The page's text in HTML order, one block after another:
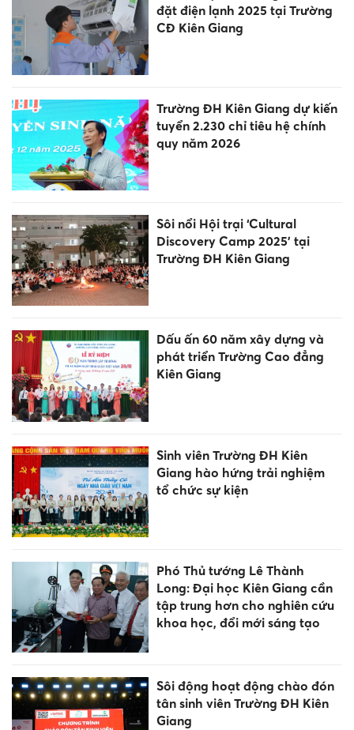
đặt điện lạnh 2025 tại Trường
CĐ Kiên Giang
Trường ĐH Kiên Giang dự kiến
tuyển 2.230 chỉ tiêu hệ chính
quy năm 2026
Sôi nổi Hội trại ‘Cultural
Discovery Camp 2025’ tại
Trường ĐH Kiên Giang
Dấu ấn 60 năm xây dựng và
phát triển Trường Cao đẳng
Kiên Giang
Sinh viên Trường ĐH Kiên
Giang hào hứng trải nghiệm
tổ chức sự kiện
Phó Thủ tướng Lê Thành
Long: Đại học Kiên Giang cần
tập trung hơn cho nghiên cứu
khoa học, đổi mới sáng tạo
Sôi động hoạt động chào đón
tân sinh viên Trường ĐH Kiên
Giang